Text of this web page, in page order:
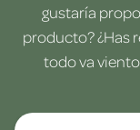
gustaría
producto? ¿Has
todo va